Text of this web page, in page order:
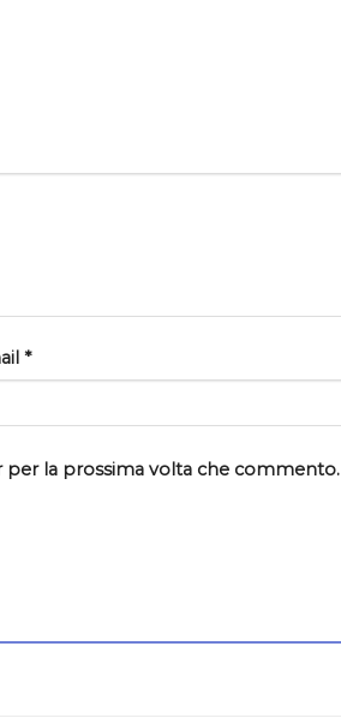
*
per la prossima volta che commento.